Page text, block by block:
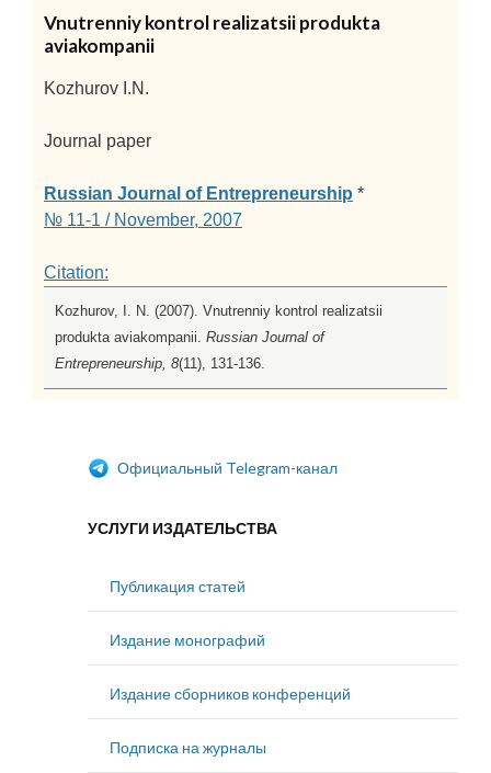
Vnutrenniy kontrol realizatsii produkta
aviakompanii
Kozhurov I.N.
Journal paper
Russian Journal of Entrepreneurship *
№ 11-1 / November, 2007
Citation:
Kozhurov, I. N. (2007). Vnutrenniy kontrol realizatsii
produkta aviakompanii. Russian Journal of
Entrepreneurship, 8(11), 131-136.
Официальный Telegram-канал
УСЛУГИ ИЗДАТЕЛЬСТВА
Публикация статей
Издание монографий
Издание сборников конференций
Подписка на журналы